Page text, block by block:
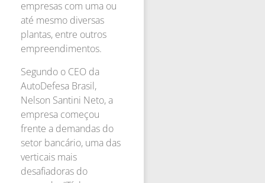
empresas com uma ou
até mesmo diversas
plantas, entre outros
empreendimentos.
Segundo o CEO da
AutoDefesa Brasil,
Nelson Santini Neto, a
empresa começou
frente a demandas do
setor bancário, uma das
verticais mais
desafiadoras do